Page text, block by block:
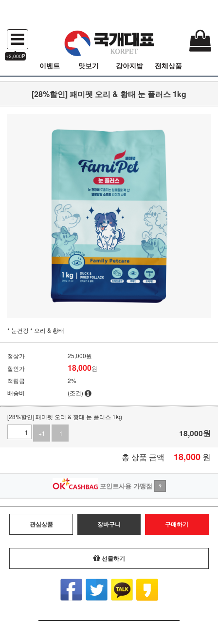
+2,000P
이벤트 맛보기 강아지밥 전체상품
[28%할인] 패미펫 오리 & 황태 눈 플러스 1kg
* 눈건강 * 오리 & 황태
정상가
25,000원
할인가
18,000원
적립금
2%
배송비
(조건)
[28%할인] 패미펫 오리 & 황태 눈 플러스 1kg
+1
-1 18,000원
총 상품 금액 18,000 원
포인트사용 가맹점 ?
관심상품 장바구니 구매하기
선물하기